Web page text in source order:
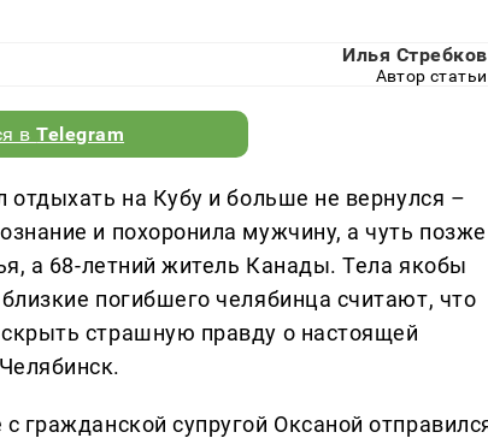
Илья Стребков
Автор статьи
вTelegram
отдыхать на Кубу и больше не вернулся –
и похоронила мужчину, а чуть позже
а 68-летний житель Канады. Тела якобы
погибшего челябинца считают, что
страшную правду о настоящей
гражданской супругой Оксаной